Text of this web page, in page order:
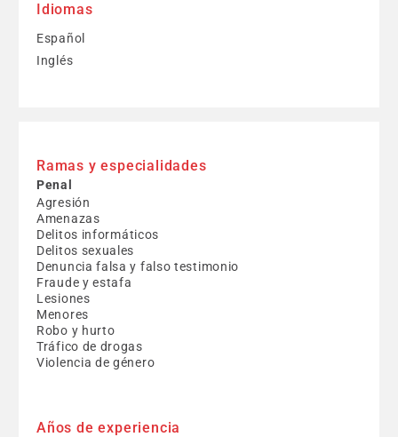
Idiomas
Español
Inglés
Ramas y especialidades
Penal
Agresión
Amenazas
Delitos informáticos
Delitos sexuales
Denuncia falsa y falso testimonio
Fraude y estafa
Lesiones
Menores
Robo y hurto
Tráfico de drogas
Violencia de género
Años de experiencia